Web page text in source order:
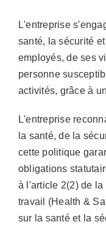
Nous contacter
L'entreprise
santé, la sécurité
employés, de ses
personne
activités, grâce à
L'entreprise
la santé, de la
cette politique
obligations
à l'article 2(2) de
travail (Health &
sur la santé et la